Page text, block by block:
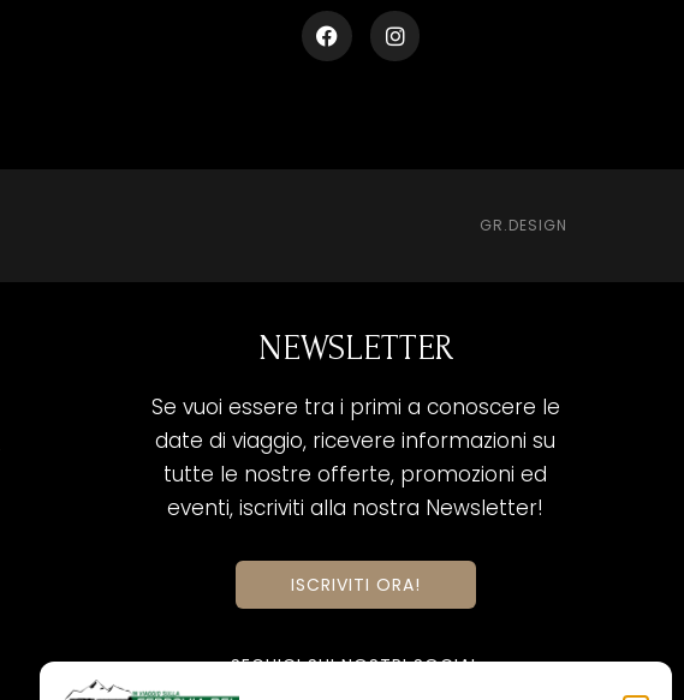
GR.DESIGN
NEWSLETTER
Se vuoi essere tra i primi a conoscere le
date di viaggio, ricevere informazioni su
tutte le nostre offerte, promozioni ed
eventi, iscriviti alla nostra Newsletter!
ISCRIVITI ORA!
SEGUICI SUI NOSTRI SOCIAL